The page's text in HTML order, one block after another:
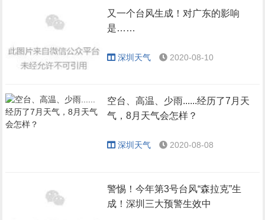
又一个台风生成！对广东的影响
是……
深圳天气 2020-08-10
空台、高温、少雨......经历了7月天
气，8月天气会怎样？
深圳天气 2020-08-08
警惕！今年第3号台风“森拉克”生
成！深圳三大预警生效中